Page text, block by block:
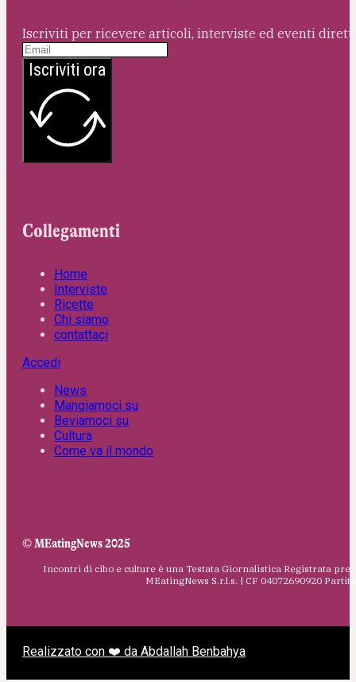
Iscriviti per ricevere articoli, interviste ed eventi
Iscriviti ora
Collegamenti
Home
Interviste
Ricette
Chi siamo
contattaci
Accedi
News
Mangiamoci su
Beviamoci su
Cultura
Come va il mondo
© MEatingNews 2025
Incontri di cibo e culture è una Testata Giornalistica Registrata
MEatingNews S.r.l.s. | CF 04072690920
Realizzato con ❤️ da Abdallah Benbahya